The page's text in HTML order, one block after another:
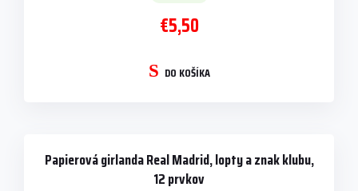
€5,50
DO KOŠÍKA
Papierová girlanda Real Madrid, lopty a znak klubu,
12 prvkov